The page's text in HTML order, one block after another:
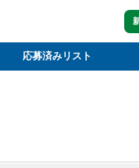
応募済みリスト